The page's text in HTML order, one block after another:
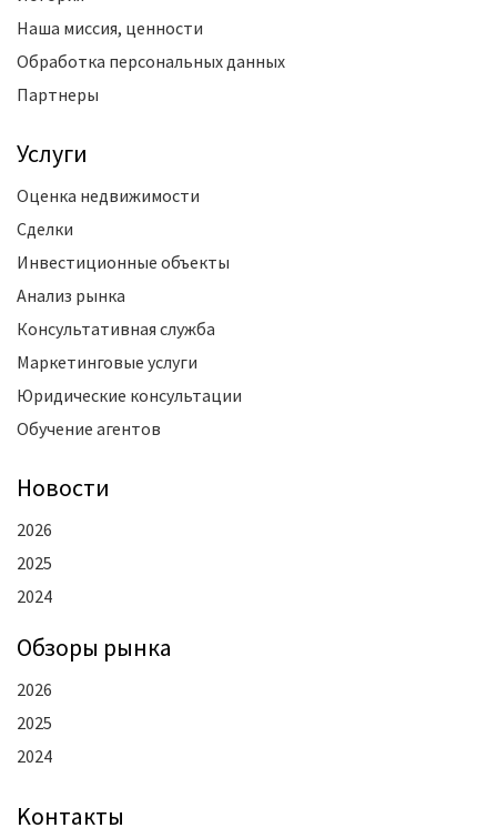
Наша миссия, ценности
Обработка персональных данных
Партнеры
Услуги
Оценка недвижимости
Сделки
Инвестиционные объекты
Анализ рынка
Консультативная служба
Маркетинговые услуги
Юридические консультации
Обучение агентов
Новости
2026
2025
2024
Oбзоры рынка
2026
2025
2024
Kонтакты